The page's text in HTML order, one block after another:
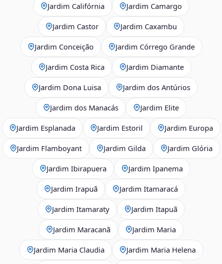
Jardim Califórnia Jardim Camargo
Jardim Castor Jardim Caxambu
Jardim Conceição Jardim Córrego Grande
Jardim Costa Rica Jardim Diamante
Jardim Dona Luisa Jardim dos Antúrios
Jardim dos Manacás Jardim Elite
Jardim Esplanada Jardim Estoril Jardim Europa
Jardim Flamboyant Jardim Gilda Jardim Glória
Jardim Ibirapuera Jardim Ipanema
Jardim Irapuã Jardim Itamaracá
Jardim Itamaraty Jardim Itapuã
Jardim Maracanã Jardim Maria
Jardim Maria Claudia Jardim Maria Helena